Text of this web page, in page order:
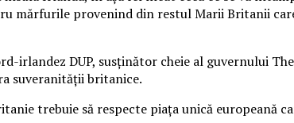
mărfurile provenind din restul Marii Britanii
irlandez DUP, susţinător cheie al guvernului
suveranităţii britanice.
trebuie să respecte piaţa unică europeană